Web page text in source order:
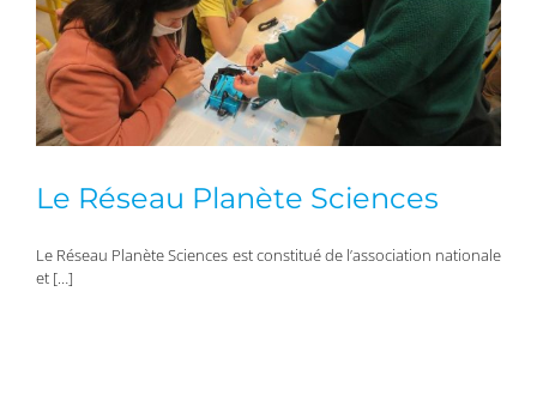
Le Réseau Planète Sciences
Le Réseau Planète Sciences est constitué de l’association nationale
et […]